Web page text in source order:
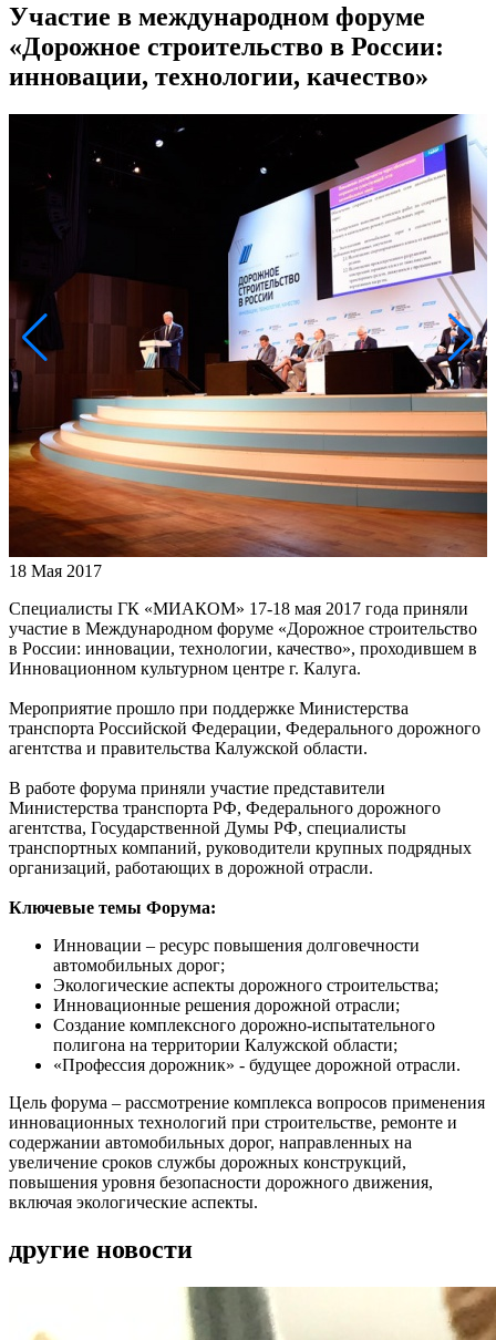
Участие в международном форуме
«Дорожное строительство в России:
инновации, технологии, качество»
18 Мая 2017
Специалисты ГК «МИАКОМ» 17-18 мая 2017 года приняли
участие в Международном форуме «Дорожное строительство
в России: инновации, технологии, качество», проходившем в
Инновационном культурном центре г. Калуга.
Мероприятие прошло при поддержке Министерства
транспорта Российской Федерации, Федерального дорожного
агентства и правительства Калужской области.
В работе форума приняли участие представители
Министерства транспорта РФ, Федерального дорожного
агентства, Государственной Думы РФ, специалисты
транспортных компаний, руководители крупных подрядных
организаций, работающих в дорожной отрасли.
Ключевые темы Форума:
Инновации – ресурс повышения долговечности
автомобильных дорог;
Экологические аспекты дорожного строительства;
Инновационные решения дорожной отрасли;
Создание комплексного дорожно-испытательного
полигона на территории Калужской области;
«Профессия дорожник» - будущее дорожной отрасли.
Цель форума – рассмотрение комплекса вопросов применения
инновационных технологий при строительстве, ремонте и
содержании автомобильных дорог, направленных на
увеличение сроков службы дорожных конструкций,
повышения уровня безопасности дорожного движения,
включая экологические аспекты.
другие новости